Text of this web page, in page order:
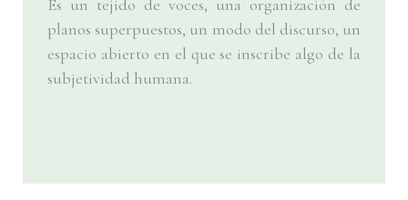
Es un tejido de voces, una organización de
planos superpuestos, un modo del discurso, un
espacio abierto en el que se inscribe algo de la
subjetividad humana.